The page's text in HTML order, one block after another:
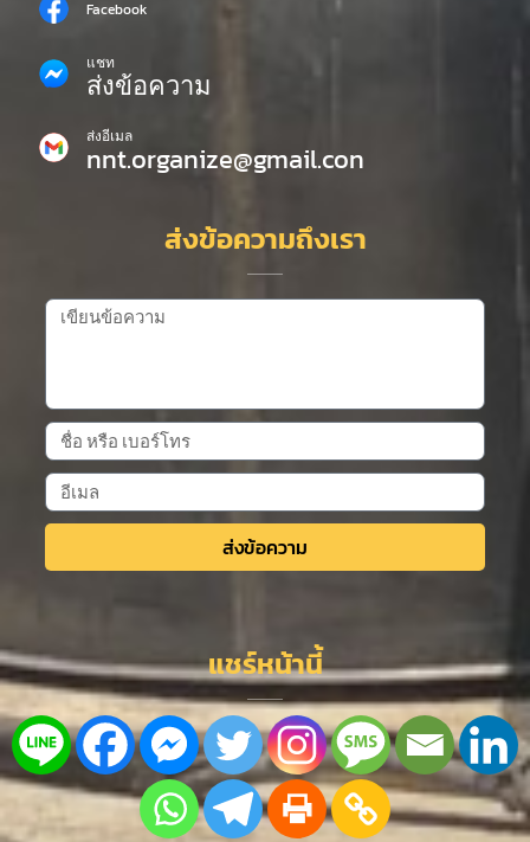
Facebook
แชท
ส่งข้อความ
ส่งอีเมล
nnt.organize@gmail.con
ส่งข้อความถึงเรา
ส่งข้อความ
แชร์หน้านี้